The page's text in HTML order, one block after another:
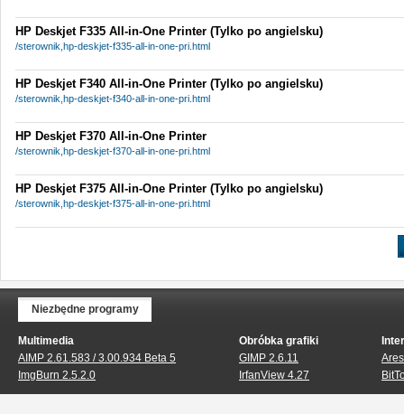
HP Deskjet F335 All-in-One Printer (Tylko po angielsku)
/sterownik,hp-deskjet-f335-all-in-one-pri.html
HP Deskjet F340 All-in-One Printer (Tylko po angielsku)
/sterownik,hp-deskjet-f340-all-in-one-pri.html
HP Deskjet F370 All-in-One Printer
/sterownik,hp-deskjet-f370-all-in-one-pri.html
HP Deskjet F375 All-in-One Printer (Tylko po angielsku)
/sterownik,hp-deskjet-f375-all-in-one-pri.html
Niezbędne programy
Multimedia
AIMP 2.61.583 / 3.00.934 Beta 5
ImgBurn 2.5.2.0
Obróbka grafiki
GIMP 2.6.11
IrfanView 4.27